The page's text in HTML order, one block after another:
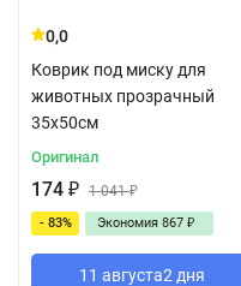
0,0
Коврик под миску для
животных прозрачный
35x50см
Оригинал
174 ₽ 1 041₽
- 83% Экономия 867 ₽
11 августа2 дня